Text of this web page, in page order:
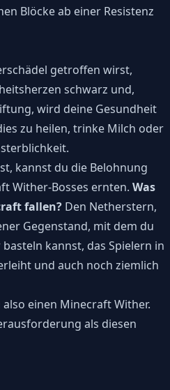
Blöcke ab einer Resistenz
getroffen wirst,
schwarz und,
wird deine Gesundheit
zu heilen, trinke Milch oder
kannst du die Belohnung
Wither-Bosses ernten. Was
fallen? Den Netherstern,
Gegenstand, mit dem du
kannst, das Spielern in
und auch noch ziemlich
einen Minecraft Wither.
als diesen